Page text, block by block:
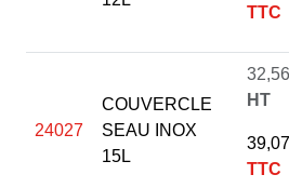
TTC
24027
COUVERCLE
SEAU INOX
15L
HT
TTC